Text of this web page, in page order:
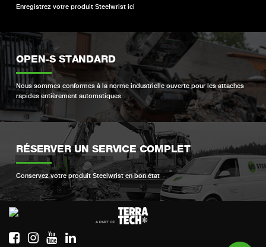
Enregistrez votre produit Steelwrist ici
OPEN-S STANDARD
Nous sommes conformes à la norme industrielle ouverte pour les attaches
rapides entièrement automatiques.
RÉSERVER UN SERVICE COMPLET
Conservez votre produit Steelwrist en bon état